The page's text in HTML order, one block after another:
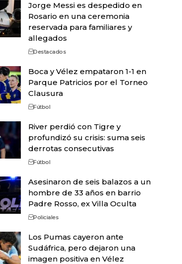
Jorge Messi es despedido en
Rosario en una ceremonia
reservada para familiares y
allegados
Destacados
Boca y Vélez empataron 1-1 en
Parque Patricios por el Torneo
Clausura
Fútbol
River perdió con Tigre y
profundizó su crisis: suma seis
derrotas consecutivas
Fútbol
Asesinaron de seis balazos a un
hombre de 33 años en barrio
Padre Rosso, ex Villa Oculta
Policiales
Los Pumas cayeron ante
Sudáfrica, pero dejaron una
imagen positiva en Vélez